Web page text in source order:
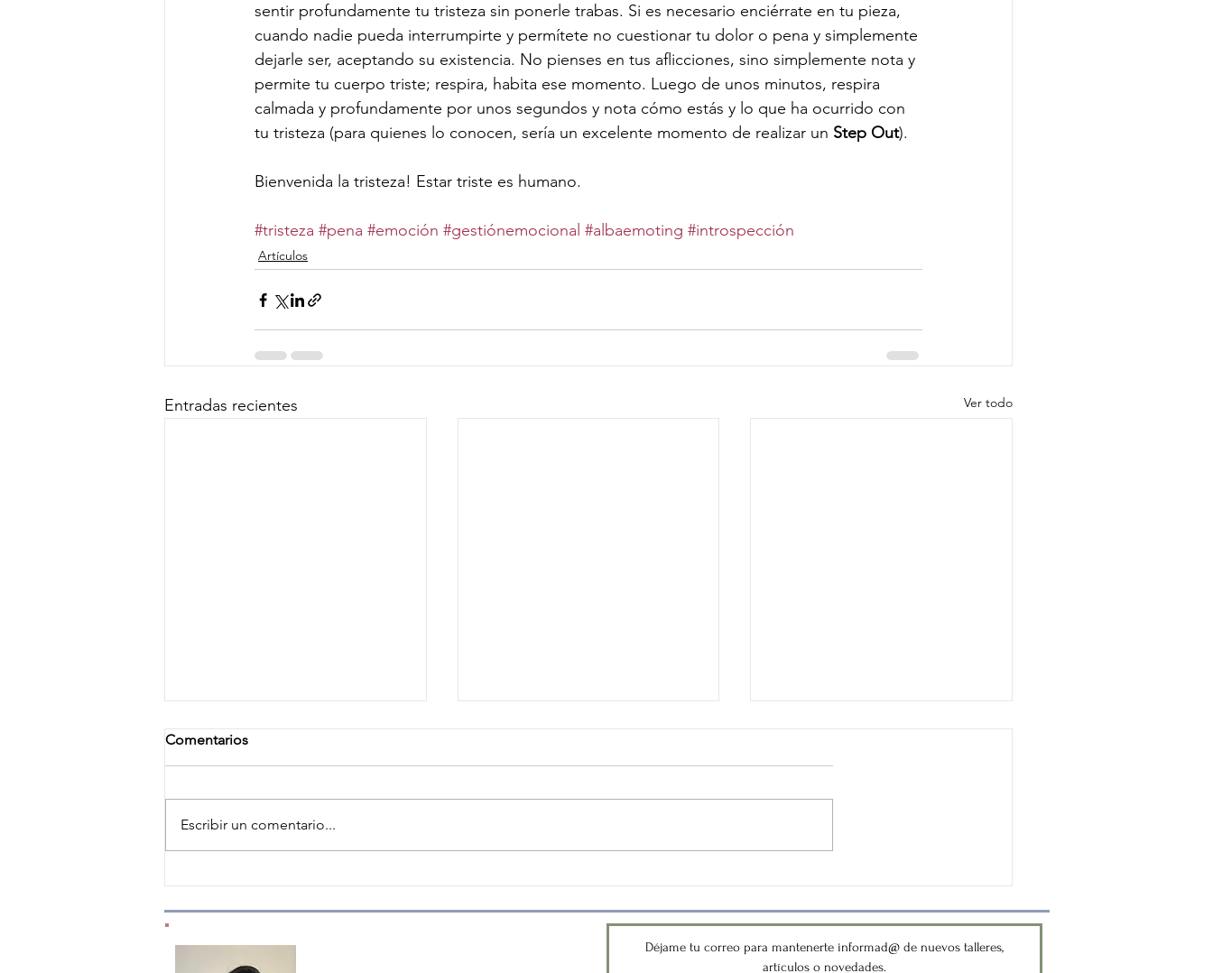
sentir profundamente tu tristeza sin ponerle trabas. Si es necesario enciérrate en tu pieza,
cuando nadie pueda interrumpirte y permítete no cuestionar tu dolor o pena y simplemente
dejarle ser, aceptando su existencia. No pienses en tus aflicciones, sino simplemente nota y
permite tu cuerpo triste; respira, habita ese momento. Luego de unos minutos, respira
calmada y profundamente por unos segundos y nota cómo estás y lo que ha ocurrido con
tu tristeza (para quienes lo conocen, sería un excelente momento de realizar un Step Out).
Bienvenida la tristeza! Estar triste es humano.
#tristeza #pena #emoción #gestiónemocional #albaemoting #introspección
Artículos
Entradas recientes Ver todo
Bitácora Emocional
La mente en perspectiva
Comentarios
Escribir un comentario...
Déjame tu correo para mantenerte informad@ de nuevos talleres,
artículos o novedades.